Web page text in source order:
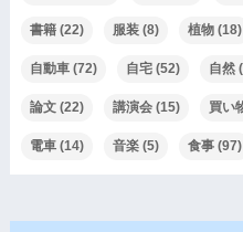
書籍(22) 服装(8) 植物(18)
自動車(72) 自宅(52) 自然
論文(22) 講演会(15) 買い
電車(14) 音楽(5) 食事(97)